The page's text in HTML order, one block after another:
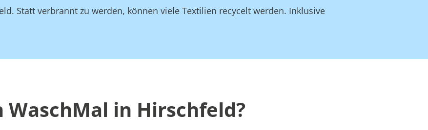
Statt verbrannt zu werden, können viele Textilien recycelt werden. Inklusive
in Hirschfeld?